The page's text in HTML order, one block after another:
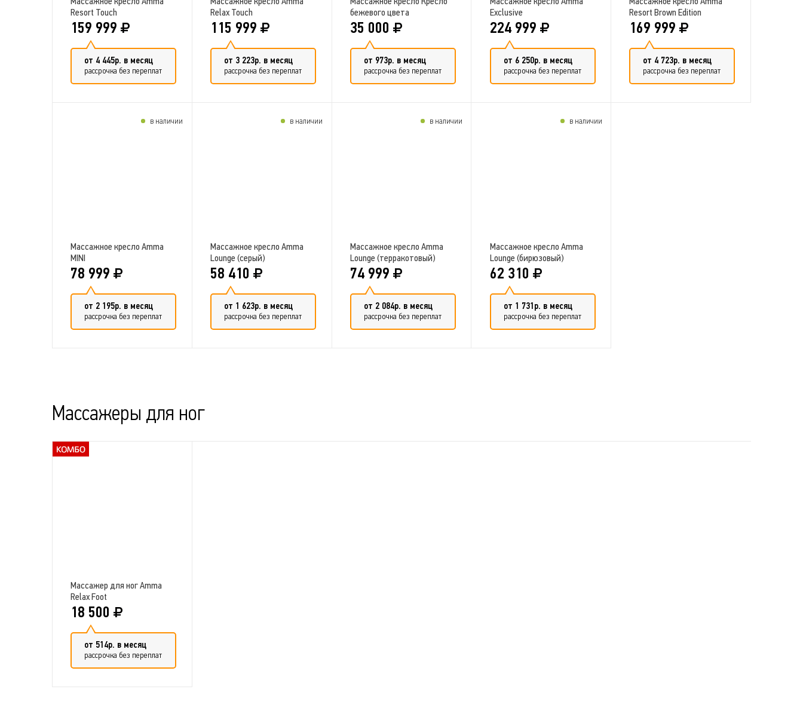
Resort Touch
159 999
от 4 445р. в месяц
рассрочка без переплат
Relax Touch
115 999
от 3 223р. в месяц
рассрочка без переплат
бежевого цвета
35 000
от 973р. в месяц
рассрочка без переплат
Exclusive
224 999
от 6 250р. в месяц
рассрочка без переплат
Resort Brown Edition
169 999
от 4 723р. в месяц
рассрочка без переплат
Массажное кресло Amma
MINI
78 999
от 2 195р. в месяц
рассрочка без переплат
в наличии
Массажное кресло Amma
Lounge (серый)
58 410
от 1 623р. в месяц
рассрочка без переплат
в наличии
Массажное кресло Amma
Lounge (терракотовый)
74 999
от 2 084р. в месяц
рассрочка без переплат
в наличии
Массажное кресло Amma
Lounge (бирюзовый)
62 310
от 1 731р. в месяц
рассрочка без переплат
в наличии
Массажеры для ног
Массажер для ног Amma
Relax Foot
18 500
от 514р. в месяц
рассрочка без переплат